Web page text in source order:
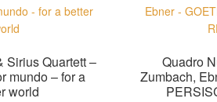
Sirius Quartett –
mundo – for a
world
Quadro
Zumbach,